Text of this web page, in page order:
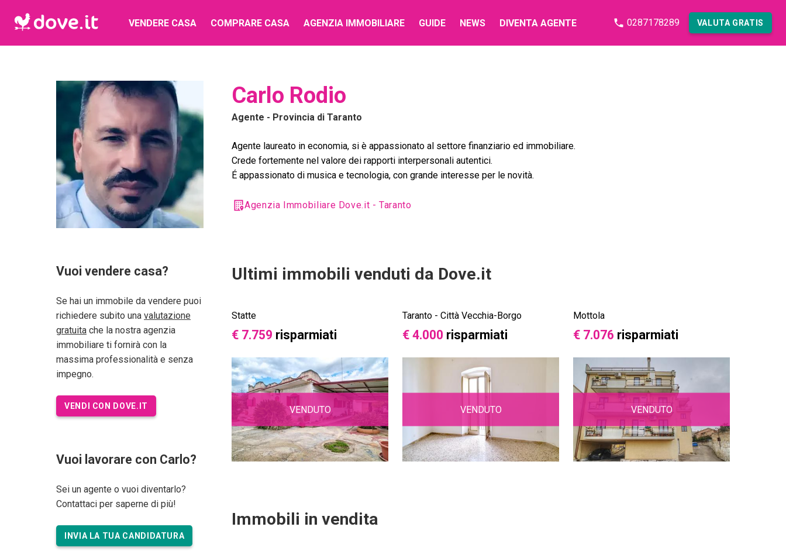
VENDERE CASA COMPRARE CASA AGENZIA IMMOBILIARE GUIDE NEWS DIVENTA AGENTE 0287178289 VALUTA GRATIS
Carlo Rodio
Agente - Provincia di Taranto
Agente laureato in economia, si è appassionato al settore finanziario ed immobiliare.
Crede fortemente nel valore dei rapporti interpersonali autentici.
É appassionato di musica e tecnologia, con grande interesse per le novità.
Agenzia Immobiliare Dove.it - Taranto
Vuoi vendere casa?
Se hai un immobile da vendere puoi
richiedere subito una valutazione
gratuita che la nostra agenzia
immobiliare ti fornirà con la
massima professionalità e senza
impegno.
VENDI CON DOVE.IT
Vuoi lavorare con Carlo?
Sei un agente o vuoi diventarlo?
Contattaci per saperne di più!
INVIA LA TUA CANDIDATURA
Ultimi immobili venduti da Dove.it
Statte
€ 7.759 risparmiati
VENDUTO
Taranto - Città Vecchia-Borgo
€ 4.000 risparmiati
VENDUTO
Mottola
€ 7.076 risparmiati
VENDUTO
Immobili in vendita